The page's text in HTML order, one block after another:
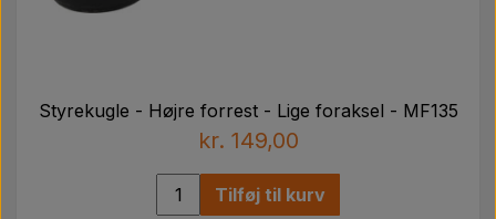
Styrekugle - Højre forrest - Lige foraksel - MF135
kr. 149,00
Tilføj til kurv